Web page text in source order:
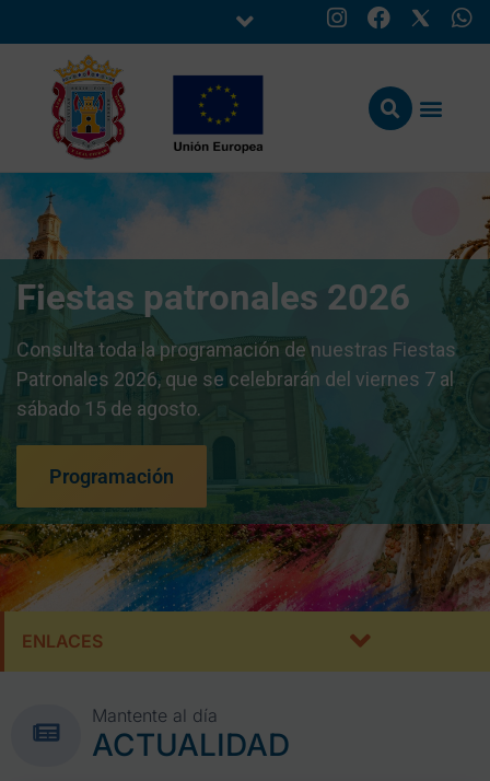
Fiestas patronales 2026
Consulta toda la programación de nuestras Fiestas
Patronales 2026, que se celebrarán del viernes 7 al
sábado 15 de agosto.
Programación
ENLACES
Mantente al día
ACTUALIDAD